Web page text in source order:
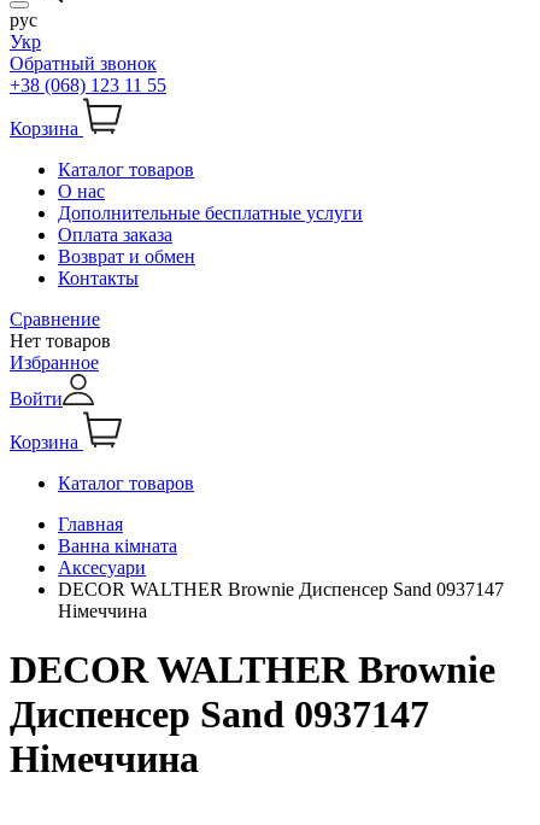
рус
Укр
Обратный звонок
+38 (068) 123 11 55
Корзина
Каталог товаров
О нас
Дополнительные бесплатные услуги
Оплата заказа
Возврат и обмен
Контакты
Сравнение
Нет товаров
Избранное
Войти
Корзина
Каталог товаров
Главная
Ванна кімната
Аксесуари
DECOR WALTHER Brownie Диспенсер Sand 0937147
Німеччина
DECOR WALTHER Brownie
Диспенсер Sand 0937147
Німеччина